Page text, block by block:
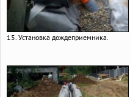
15. Установка дождеприемника.